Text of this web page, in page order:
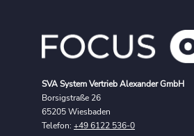
SVA System Vertrieb Alexander GmbH
Borsigstraße 26
65205 Wiesbaden
Telefon: +49 6122 536-0